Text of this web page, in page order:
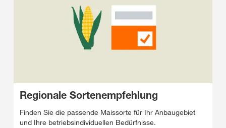
Regionale Sortenempfehlung
Finden Sie die passende Maissorte für Ihr Anbaugebiet
und Ihre betriebsindividuellen Bedürfnisse.